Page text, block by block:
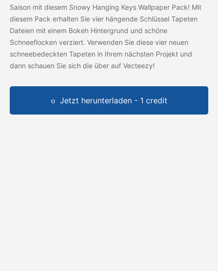
Saison mit diesem Snowy Hanging Keys Wallpaper Pack! Mit
diesem Pack erhalten Sie vier hängende Schlüssel Tapeten
Dateien mit einem Bokeh Hintergrund und schöne
Schneeflocken verziert. Verwenden Sie diese vier neuen
schneebedeckten Tapeten in Ihrem nächsten Projekt und
dann schauen Sie sich die über auf Vecteezy!
Jetzt herunterladen - 1 credit